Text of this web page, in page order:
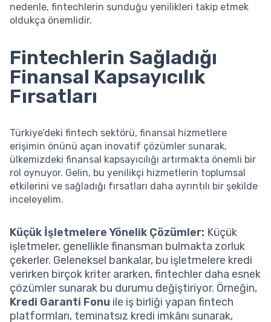
nedenle, fintechlerin sunduğu yenilikleri takip etmek
oldukça önemlidir.
Fintechlerin Sağladığı
Finansal Kapsayıcılık
Fırsatları
Türkiye’deki fintech sektörü, finansal hizmetlere
erişimin önünü açan inovatif çözümler sunarak,
ülkemizdeki finansal kapsayıcılığı artırmakta önemli bir
rol oynuyor. Gelin, bu yenilikçi hizmetlerin toplumsal
etkilerini ve sağladığı fırsatları daha ayrıntılı bir şekilde
inceleyelim.
Küçük İşletmelere Yönelik Çözümler: Küçük
işletmeler, genellikle finansman bulmakta zorluk
çekerler. Geleneksel bankalar, bu işletmelere kredi
verirken birçok kriter ararken, fintechler daha esnek
çözümler sunarak bu durumu değiştiriyor. Örneğin,
Kredi Garanti Fonu ile iş birliği yapan fintech
platformları, teminatsız kredi imkânı sunarak,